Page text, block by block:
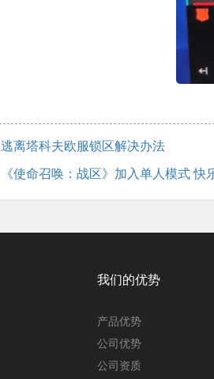
逃离塔科夫欧服锁区解决办法
《使命召唤：战区》加入单人模式
我们的优势
产品优势
公司优势
公司资质